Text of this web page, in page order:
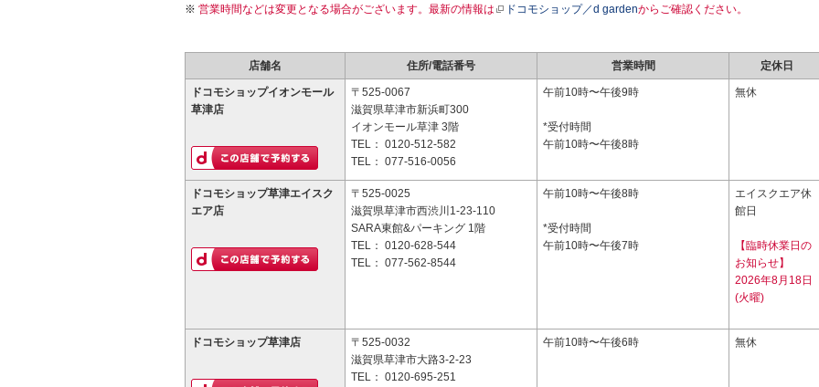
営業時間などは変更となる場合がございます。最新の情報は ドコモショップ／d gardenからご確認ください。
店舗名 住所/電話番号 営業時間 定休日
ドコモショップイオンモール
草津店
〒525-0067
滋賀県草津市新浜町300
イオンモール草津 3階
TEL： 0120-512-582
TEL： 077-516-0056
午前10時〜午後9時
*受付時間
午前10時〜午後8時
無休
ドコモショップ草津エイスク
エア店
〒525-0025
滋賀県草津市西渋川1-23-110
SARA東館&パーキング 1階
TEL： 0120-628-544
TEL： 077-562-8544
午前10時〜午後8時
*受付時間
午前10時〜午後7時
エイスクエア休
館日
【臨時休業日の
お知らせ】
2026年8月18日
(火曜)
ドコモショップ草津店
〒525-0032
滋賀県草津市大路3-2-23
TEL： 0120-695-251
午前10時〜午後6時 無休